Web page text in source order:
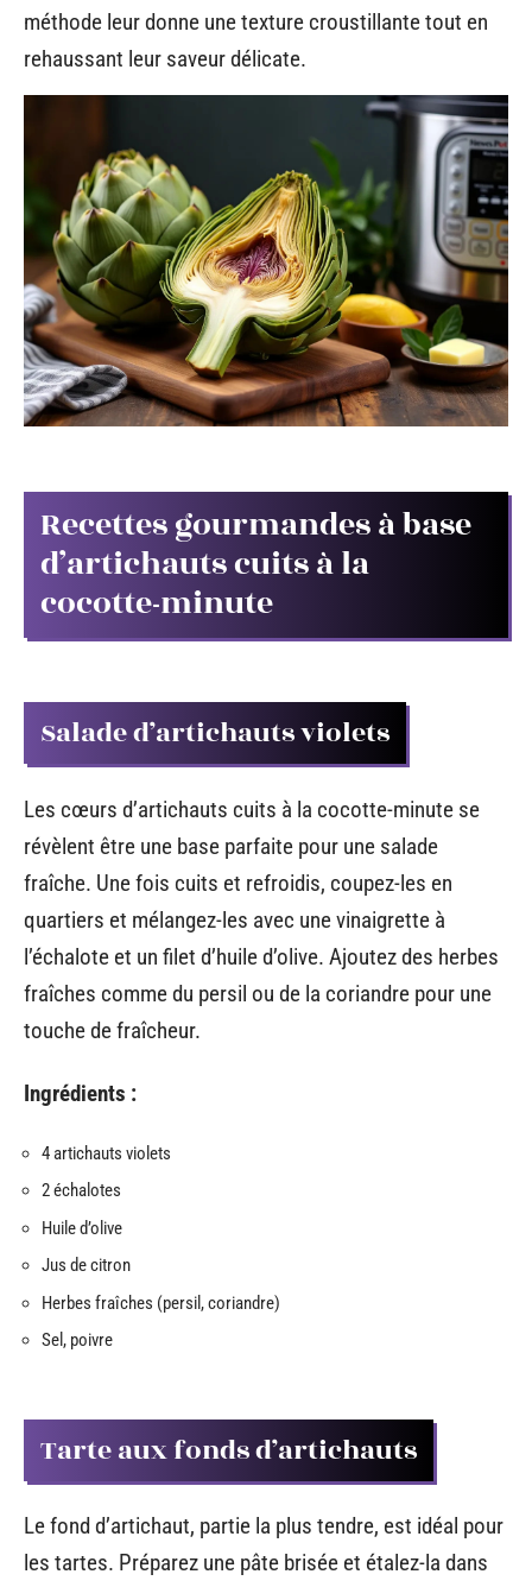
méthode leur donne une texture croustillante tout en
rehaussant leur saveur délicate.
Recettes gourmandes à base
d’artichauts cuits à la
cocotte-minute
Salade d’artichauts violets
Les cœurs d’artichauts cuits à la cocotte-minute se
révèlent être une base parfaite pour une salade
fraîche. Une fois cuits et refroidis, coupez-les en
quartiers et mélangez-les avec une vinaigrette à
l’échalote et un filet d’huile d’olive. Ajoutez des herbes
fraîches comme du persil ou de la coriandre pour une
touche de fraîcheur.
Ingrédients :
4 artichauts violets
2 échalotes
Huile d’olive
Jus de citron
Herbes fraîches (persil, coriandre)
Sel, poivre
Tarte aux fonds d’artichauts
Le fond d’artichaut, partie la plus tendre, est idéal pour
les tartes. Préparez une pâte brisée et étalez-la dans